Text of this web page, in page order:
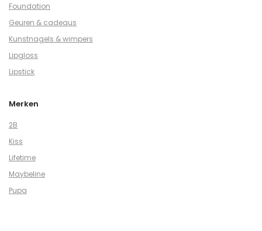
Foundation
Geuren & cadeaus
Kunstnagels & wimpers
Lipgloss
Lipstick
Merken
2B
Kiss
Lifetime
Maybeline
Pupa